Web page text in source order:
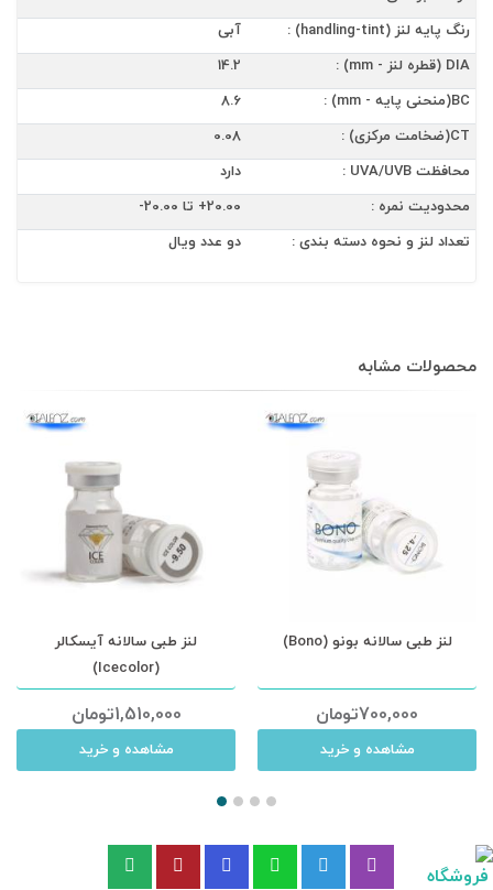
رنگ پایه لنز (handling-tint) :
آبی
DIA (قطره لنز - mm) :
14.2
BC(منحنی پایه - mm) :
8.6
CT(ضخامت مرکزی) :
0.08
محافظت UVA/UVB :
دارد
محدودیت نمره :
20.00+ تا 20.00-
تعداد لنز و نحوه دسته بندی :
دو عدد ویال
محصولات مشابه
لنز طبی سالانه آیسکالر
(Icecolor)
1,510,000تومان
مشاهده و خرید
لنز طبی سالانه بونو (Bono)
700,000تومان
مشاهده و خرید